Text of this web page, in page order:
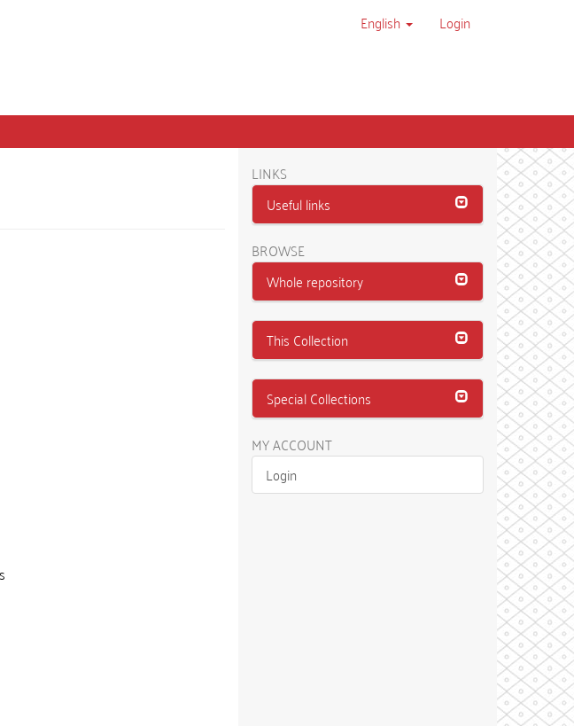
English Login
LINKS
Useful links
BROWSE
Whole repository
This Collection
Special Collections
MY ACCOUNT
Login